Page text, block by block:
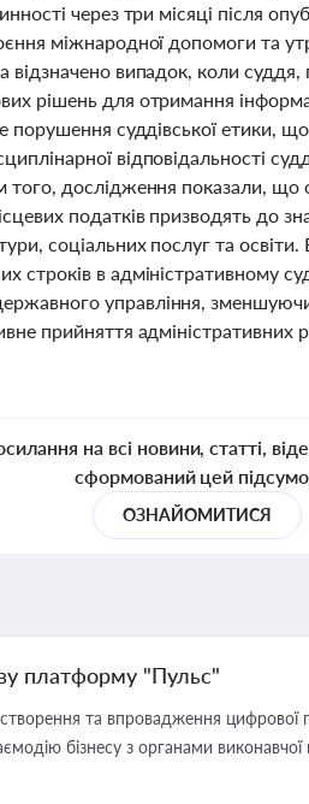
через три місяці після
міжнародної допомоги та
відзначено випадок, коли
рішень для отримання
порушення суддівської етики,
відповідальності
дослідження показали, що
податків призводять до
соціальних послуг та
строків в адміністративному
управління,
прийняття адміністративних
на всі новини, статті,
сформований цей
ОЗНАЙОМИТИСЯ
платформу "Пульс"
та впровадження
бізнесу з органами виконавчої